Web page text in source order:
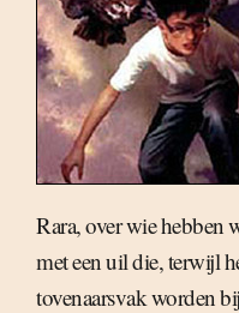
Rara, over wie hebben
met een uil die, terwijl
tovenaarsvak worden